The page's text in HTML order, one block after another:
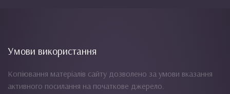
Умови використання
Копіювання матеріалів сайту дозволено за умови вказання
активного посилання на початкове джерело.